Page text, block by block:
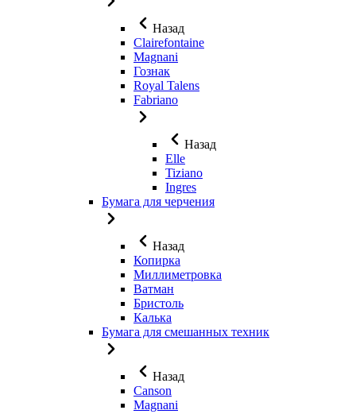
Назад
Clairefontaine
Magnani
Гознак
Royal Talens
Fabriano
Назад
Elle
Tiziano
Ingres
Бумага для черчения
Назад
Копирка
Миллиметровка
Ватман
Бристоль
Калька
Бумага для смешанных техник
Назад
Canson
Magnani